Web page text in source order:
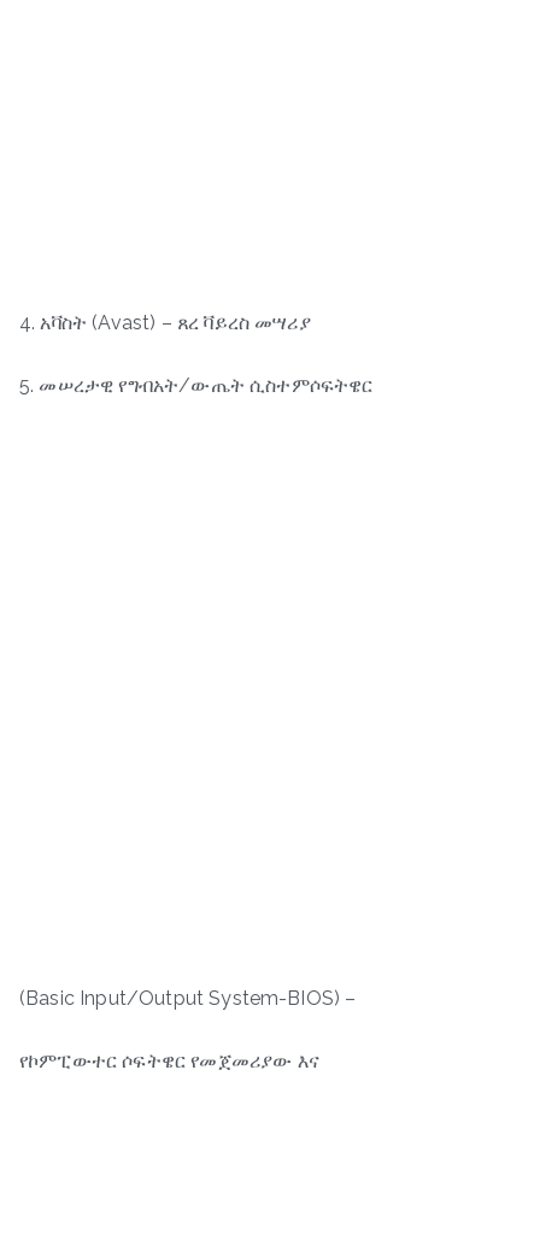
4. አቫስት (Avast) – ጸረ ቫይረስ መሣሪያ
5. መሠረታዊ የግብአት/ውጤት ሲስተምሶፍትዌር
(Basic Input/Output System-BIOS) –
የኮምፒውተር ሶፍትዌር የመጀመሪያው እና